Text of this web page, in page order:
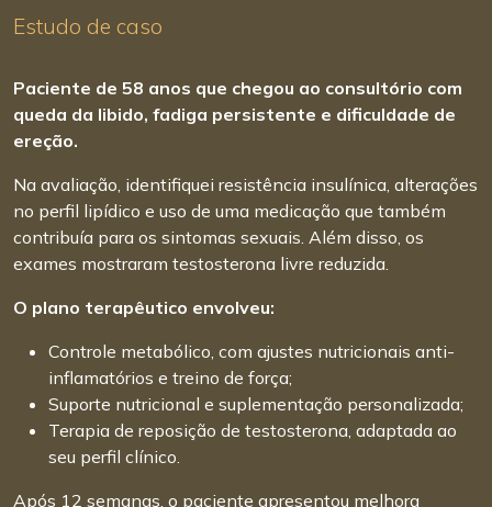
Estudo de caso
Paciente de 58 anos que chegou ao consultório com
queda da libido, fadiga persistente e dificuldade de
ereção.
Na avaliação, identifiquei resistência insulínica, alterações
no perfil lipídico e uso de uma medicação que também
contribuía para os sintomas sexuais. Além disso, os
exames mostraram testosterona livre reduzida.
O plano terapêutico envolveu:
Controle metabólico, com ajustes nutricionais anti-
inflamatórios e treino de força;
Suporte nutricional e suplementação personalizada;
Terapia de reposição de testosterona, adaptada ao
seu perfil clínico.
Após 12 semanas, o paciente apresentou melhora